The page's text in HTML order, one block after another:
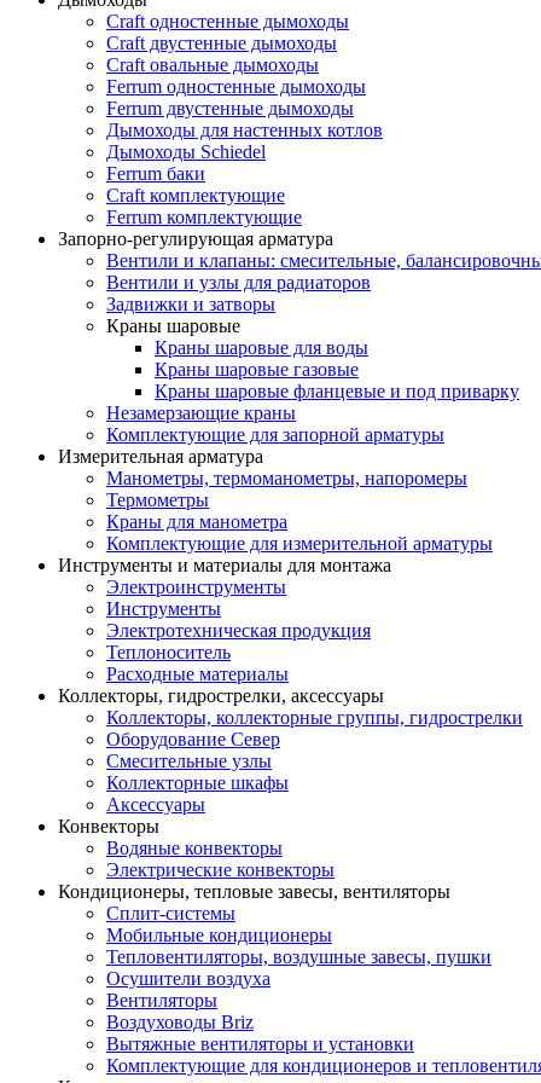
Craft одностенные дымоходы
Craft двустенные дымоходы
Craft овальные дымоходы
Ferrum одностенные дымоходы
Ferrum двустенные дымоходы
Дымоходы для настенных котлов
Дымоходы Schiedel
Ferrum баки
Craft комплектующие
Ferrum комплектующие
Запорно-регулирующая арматура
Вентили и клапаны: смесительные,
Вентили и узлы для радиаторов
Задвижки и затворы
Краны шаровые
Краны шаровые для воды
Краны шаровые газовые
Краны шаровые фланцевые и под приварку
Незамерзающие краны
Комплектующие для запорной арматуры
Измерительная арматура
Манометры, термоманометры, напоромеры
Термометры
Краны для манометра
Комплектующие для измерительной арматуры
Инструменты и материалы для монтажа
Электроинструменты
Инструменты
Электротехническая продукция
Теплоноситель
Расходные материалы
Коллекторы, гидрострелки, аксессуары
Коллекторы, коллекторные группы, гидрострелки
Оборудование Север
Смесительные узлы
Коллекторные шкафы
Аксессуары
Конвекторы
Водяные конвекторы
Электрические конвекторы
Кондиционеры, тепловые завесы, вентиляторы
Сплит-системы
Мобильные кондиционеры
Тепловентиляторы, воздушные завесы, пушки
Осушители воздуха
Вентиляторы
Воздуховоды Briz
Вытяжные вентиляторы и установки
Комплектующие для кондиционеров и